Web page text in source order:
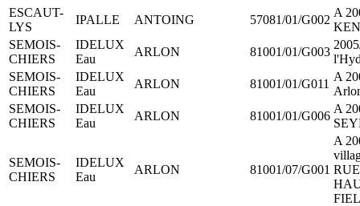
ESCAUT-
LYS
IPALLE ANTOING 57081/01/G002
A
SEMOIS-
CHIERS
IDELUX
Eau
ARLON 81001/01/G003
SEMOIS-
CHIERS
IDELUX
Eau
ARLON 81001/01/G011
A
SEMOIS-
CHIERS
IDELUX
Eau
ARLON 81001/01/G006
A
SEMOIS-
CHIERS
IDELUX
Eau
ARLON 81001/07/G001
A